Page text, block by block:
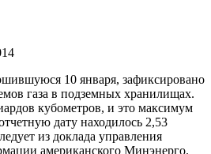
10 января, зафиксировано
газа в подземных хранилищах.
кубометров, и это максимум
дату находилось 2,53
из доклада управления
американского Минэнерго.